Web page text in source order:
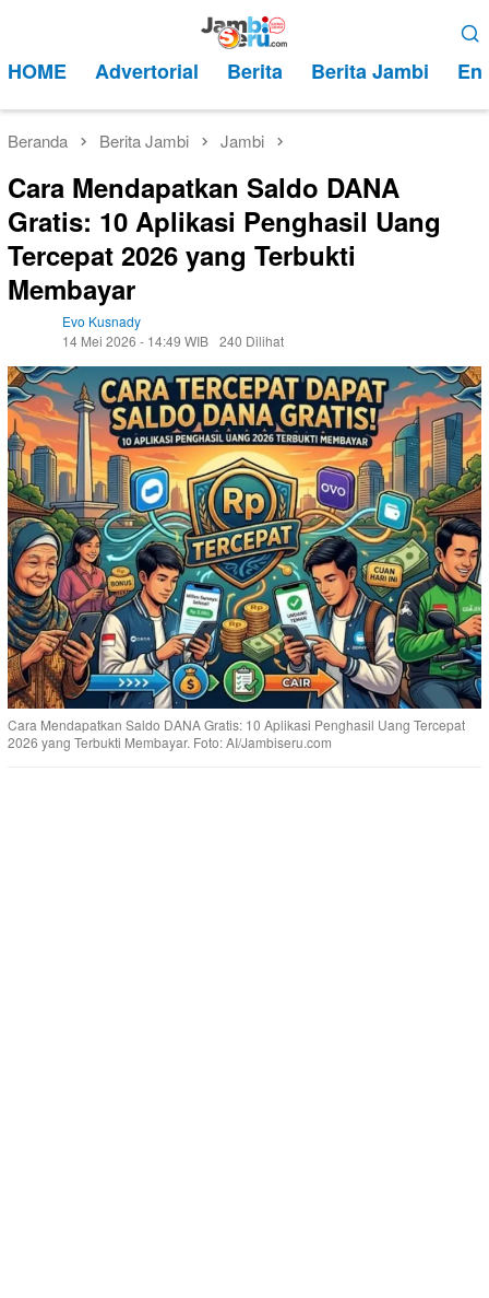
kontenMobile
HOME Advertorial Berita Berita Jambi
Beranda Berita Jambi Jambi
Cara Mendapatkan Saldo DANA
Gratis: 10 Aplikasi Penghasil Uang
Tercepat 2026 yang Terbukti
Membayar
Evo Kusnady
14 Mei 2026 - 14:49 WIB 240 Dilihat
Cara Mendapatkan Saldo DANA Gratis: 10 Aplikasi Penghasil Uang Tercepat
2026 yang Terbukti Membayar. Foto: AI/Jambiseru.com